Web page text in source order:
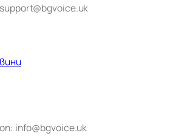
info@bgvoice.uk
UK. С какво мога да